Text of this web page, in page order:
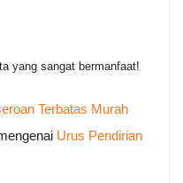
yang sangat bermanfaat!
Terbatas Murah
Urus Pendirian